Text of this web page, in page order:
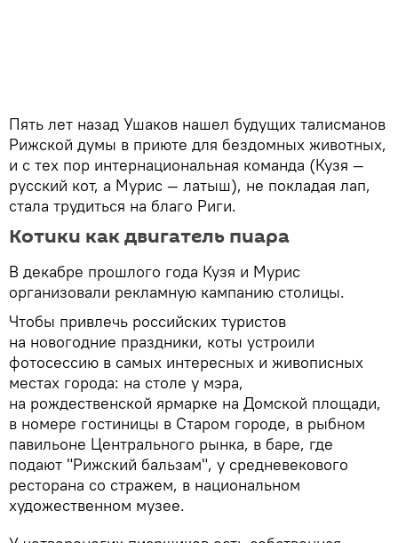
Пять лет назад Ушаков нашел будущих талисманов
Рижской думы в приюте для бездомных животных,
и с тех пор интернациональная команда (Кузя —
русский кот, а Мурис — латыш), не покладая лап,
стала трудиться на благо Риги.
Котики как двигатель пиара
В декабре прошлого года Кузя и Мурис
организовали рекламную кампанию столицы.
Чтобы привлечь российских туристов
на новогодние праздники, коты устроили
фотосессию в самых интересных и живописных
местах города: на столе у мэра,
на рождественской ярмарке на Домской площади,
в номере гостиницы в Старом городе, в рыбном
павильоне Центрального рынка, в баре, где
подают "Рижский бальзам", у средневекового
ресторана со стражем, в национальном
художественном музее.